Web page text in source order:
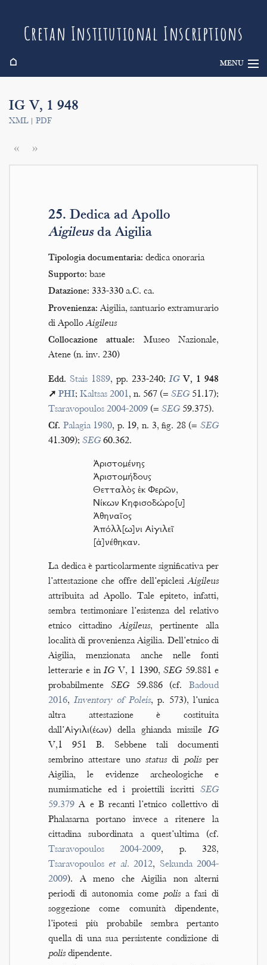
Cretan Institutional Inscriptions
⌂ MENU
Inscriptions
IG V, 1 948
XML| PDF
« »
25. Dedica ad Apollo
Aigileusda Aigilia
Tipologia documentaria: dedica onoraria
Supporto: base
Datazione: 333-330 a.C. ca.
Provenienza: Aigilia, santuario extramurario
di ApolloAigileus
Collocazione attuale: Museo Nazionale,
Atene (n. inv. 230)
Edd. Stais 1889, pp. 233-240;IGV, 1 948
➚ PHI; Kaltsas 2001, n. 567 (= SEG51.17);
Tsaravopoulos 2004-2009 (= SEG59.375).
Cf. Palagia 1980, p. 19, n. 3, fig. 28 (=SEG
41.309); SEG60.362.
Ἀριστομένης
Ἀριστομήδους
Θετταλὸς ἐκ Φερῶν,
Νίκων Κηφισοδώρο[υ]
Ἀθηναῖος
Ἀπόλλ[ω]νι Αἰγιλεῖ
[ἀ]νέθηκαν.
La dedica è particolarmente significativa per
l’attestazione che offre dell’epiclesiAigileus
attribuita ad Apollo. Tale epiteto, infatti,
sembra testimoniare l’esistenza del relativo
etnico cittadinoAigileus, pertinente alla
località di provenienza Aigilia. Dell’etnico di
Aigilia, menzionata anche nelle fonti
letterarie e inIGV, 1 1390,SEG59.881 e
probabilmente SEG59.886 (cf. Badoud
2016,Inventory of Poleis, p. 573), l’unica
altra attestazione è costituita
dall’Αἰγιλι(έων) della ghianda missile IG
V,1 951 B. Sebbene tali documenti
sembrino attestare uno statusdi polisper
Aigilia, le evidenze archeologiche e
numismatiche ed i proiettili iscritti SEG
59.379 A e B recanti l’etnico collettivo di
Phalasarna portano invece a ritenere la
cittadina subordinata a quest’ultima (cf.
Tsaravopoulos 2004-2009, p. 328,
Tsaravopoulos et al. 2012, Sekunda 2004-
2009). A meno che Aigilia non alterni
periodi di autonomia come polisa fasi di
soggezione come comunità dipendente,
l’ipotesi più probabile sembra pertanto
quella di una sua persistente condizione di
polisdipendente.